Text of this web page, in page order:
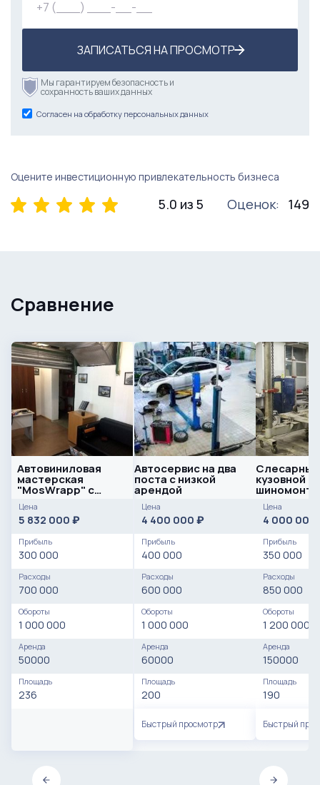
ЗАПИСАТЬСЯ НА ПРОСМОТР
Мы гарантируем безопасность и
сохранность ваших данных
Согласен на обработку персональных данных
Оцените инвестиционную привлекательность бизнеса
5.0 из 5 Оценок: 149
Сравнение
Автовиниловая
мастерская
"MosWrapp" с
потенциалом
масштабирования
Цена
5 832 000 ₽
Прибыль
300 000
Расходы
700 000
Обороты
1 000 000
Аренда
50000
Площадь
236
Автосервис на два
поста с низкой
арендой
Цена
4 400 000 ₽
Прибыль
400 000
Расходы
600 000
Обороты
1 000 000
Аренда
60000
Площадь
200
Быстрый просмотр
кузовной
Цена
4 000 000
Прибыль
350 000
Расходы
850 000
Обороты
1 200 000
Аренда
150000
Площадь
190
Быстрый